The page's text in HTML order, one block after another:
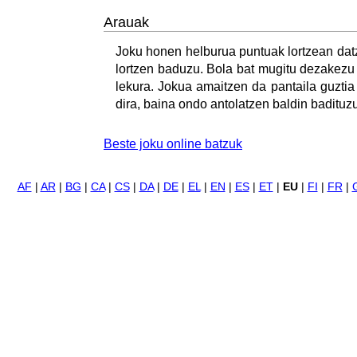
Arauak
Joku honen helburua puntuak lortzean
lortzen baduzu. Bola bat mugitu
lekura. Jokua amaitzen da pantaila
dira, baina ondo antolatzen baldin
Beste joku online batzuk
AF AR| BG CA| CS| DA| DE| EL| EN ES| ET| EU| FI FR|